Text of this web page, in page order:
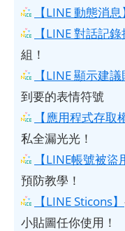
【LINE 動態消息
【LINE 對話記錄
組！
【LINE 顯示建議
到要的表情符號
【應用程式存取
私全漏光光！
【LINE帳號被盜
預防教學！
【LINE Sticons】
小貼圖任你使用！